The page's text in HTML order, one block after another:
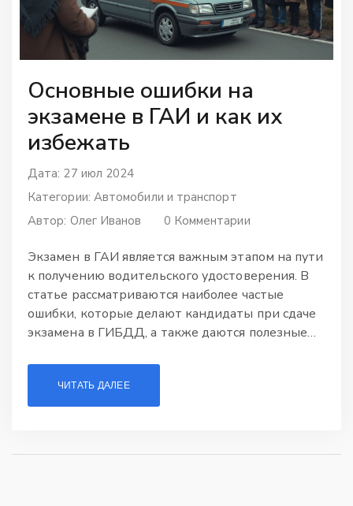
Основные ошибки на
экзамене в ГАИ и как их
избежать
Дата: 27 июл 2024
Категории: Автомобили и транспорт
Автор: Олег Иванов 0 Комментарии
Экзамен в ГАИ является важным этапом на пути
к получению водительского удостоверения. В
статье рассматриваются наиболее частые
ошибки, которые делают кандидаты при сдаче
экзамена в ГИБДД, а также даются полезные
ЧИТАТЬ ДАЛЕЕ